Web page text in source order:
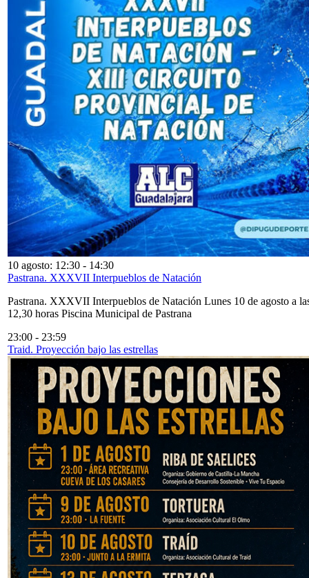
10 agosto: 12:30 - 14:30
Pastrana. XXXVII Interpueblos de Natación
Pastrana. XXXVII Interpueblos de Natación Lunes 10 de agosto a
12,30 horas Piscina Municipal de Pastrana
23:00 - 23:59
Traid. Proyección bajo las estrellas